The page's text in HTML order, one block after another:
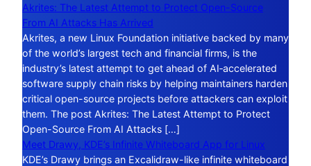
Akrites: The Latest Attempt to Protect Open-Source
From AI Attacks Has Arrived
Akrites, a new Linux Foundation initiative backed by many
of the world’s largest tech and financial firms, is the
industry’s latest attempt to get ahead of AI‑accelerated
software supply chain risks by helping maintainers harden
critical open-source projects before attackers can exploit
them. The post Akrites: The Latest Attempt to Protect
Open-Source From AI Attacks […]
Meet Drawy, KDE’s Infinite Whiteboard App for Linux
KDE’s Drawy brings an Excalidraw-like infinite whiteboard